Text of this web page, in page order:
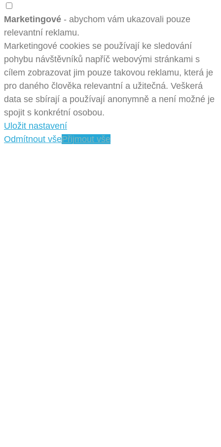
Marketingové - abychom vám ukazovali pouze
relevantní reklamu.
Marketingové cookies se používají ke sledování
pohybu návštěvníků napříč webovými stránkami s
cílem zobrazovat jim pouze takovou reklamu, která je
pro daného člověka relevantní a užitečná. Veškerá
data se sbírají a používají anonymně a není možné je
spojit s konkrétní osobou.
Uložit nastavení
Odmítnout všePřijmout vše